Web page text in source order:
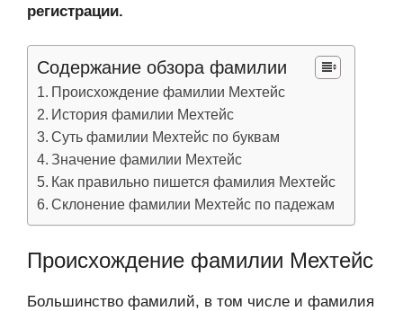
регистрации.
Содержание обзора фамилии
Происхождение фамилии Мехтейс
История фамилии Мехтейс
Суть фамилии Мехтейс по буквам
Значение фамилии Мехтейс
Как правильно пишется фамилия Мехтейс
Склонение фамилии Мехтейс по падежам
Происхождение фамилии Мехтейс
Большинство фамилий, в том числе и фамилия